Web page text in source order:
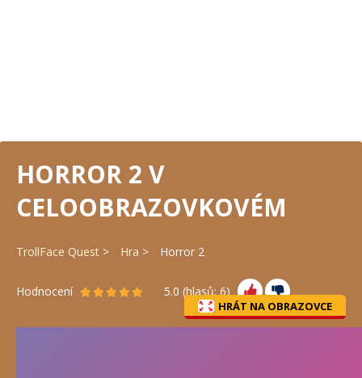
HORROR 2 V
CELOOBRAZOVKOVÉM
TrollFace Quest Hra Horror 2
Hodnocení 5.0 (hlasů:6)
HRÁT NA OBRAZOVCE